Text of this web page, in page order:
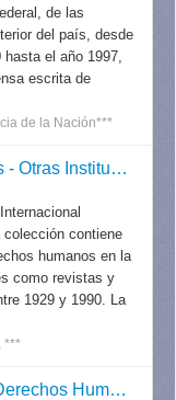
de las
del país, desde
hasta el año 1997,
escrita de
de la Nación***
Acervo de Publicaciones - Otras Instituciones
colección contiene
humanos en la
como revistas y
1929 y 1990. La
***
Comisión Argentina de Derechos Humanos (CADHU)